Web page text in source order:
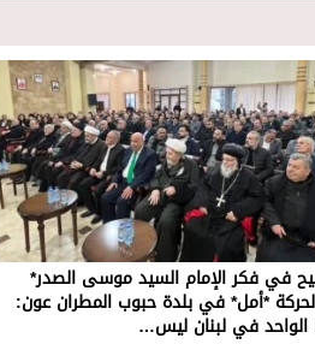
في فكر الإمام السيد موسى الصدر*
*أمل* في بلدة حبوب المطران عون:
الواحد في لبنان ليس…